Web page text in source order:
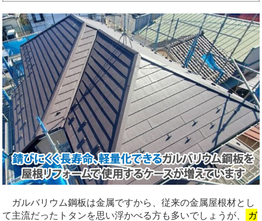
ガルバリウム鋼板は金属ですから、従来の金属屋根材とし
て主流だったトタンを思い浮かべる方も多いでしょうが、
ガ